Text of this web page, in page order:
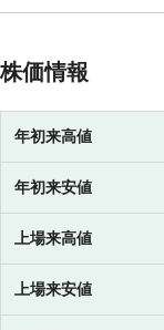
株価情報
年初来高値
年初来安値
上場来高値
上場来安値